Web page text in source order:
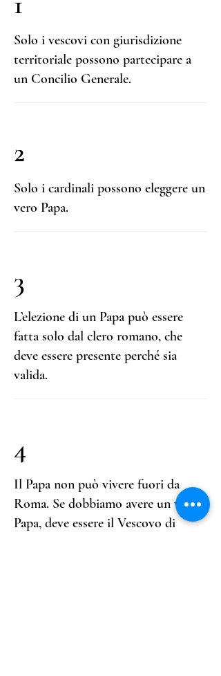
Solo i vescovi con giurisdizione
territoriale possono partecipare a
un Concilio Generale.
2
Solo i cardinali possono eleggere un
vero Papa.
3
L’elezione di un Papa può essere
fatta solo dal clero romano, che
deve essere presente perché sia
valida.
4
Il Papa non può vivere fuori da
Roma. Se dobbiamo avere un vero
Papa, deve essere il Vescovo di